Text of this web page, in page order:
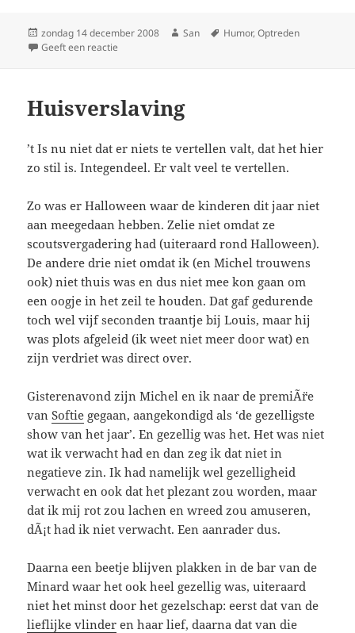
Geplaatst
op
zondag 14 december 2008 Auteur
San Tags
Humor,Optreden
Geeft een reactie
Huisverslaving
’t Is nu niet dat er niets te vertellen valt, dat het hier
zo stil is. Integendeel. Er valt veel te vertellen.
Zo was er Halloween waar de kinderen dit jaar niet
aan meegedaan hebben. Zelie niet omdat ze
scoutsvergadering had (uiteraard rond Halloween).
De andere drie niet omdat ik (en Michel trouwens
ook) niet thuis was en dus niet mee kon gaan om
een oogje in het zeil te houden. Dat gaf gedurende
toch wel vijf seconden traantje bij Louis, maar hij
was plots afgeleid (ik weet niet meer door wat) en
zijn verdriet was direct over.
Gisterenavond zijn Michel en ik naar de premiÃ¨re
vanSoftie gegaan, aangekondigd als ‘de gezelligste
show van het jaar’. En gezellig was het. Het was niet
wat ik verwacht had en dan zeg ik dat niet in
negatieve zin. Ik had namelijk wel gezelligheid
verwacht en ook dat het plezant zou worden, maar
dat ik mij rot zou lachen en wreed zou amuseren,
dÃ¡t had ik niet verwacht. Een aanrader dus.
Daarna een beetje blijven plakken in de bar van de
Minard waar het ook heel gezellig was, uiteraard
niet het minst door het gezelschap: eerst dat van de
lieflijke vlinder en haar lief, daarna dat van die